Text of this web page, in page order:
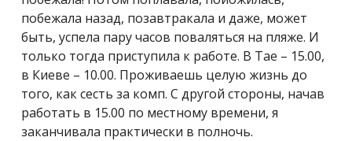
побежала назад, позавтракала и даже, может
быть, успела пару часов поваляться на пляже. И
только тогда приступила к работе. В Тае – 15.00,
в Киеве – 10.00. Проживаешь целую жизнь до
того, как сесть за комп. С другой стороны, начав
работать в 15.00 по местному времени, я
заканчивала практически в полночь.